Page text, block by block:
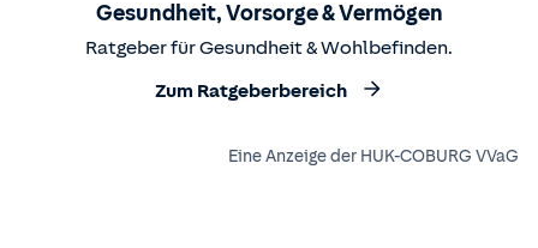
Gesundheit, Vorsorge & Vermögen
Ratgeber für Gesundheit & Wohlbefinden.
Zum Ratgeberbereich
Eine Anzeige der HUK-COBURG VVaG